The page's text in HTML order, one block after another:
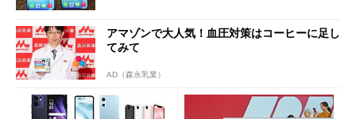
アマゾンで大人気！血圧対策はコーヒーに足し
てみて
AD（森永乳業）